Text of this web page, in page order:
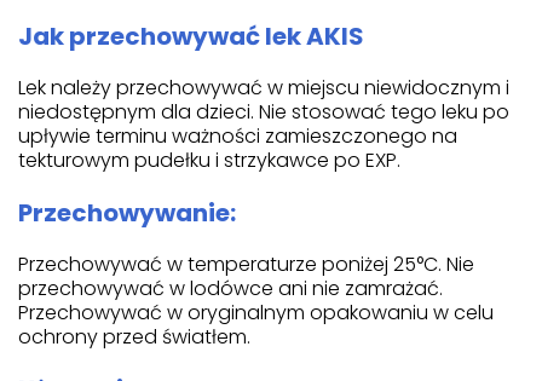
Jak przechowywać lek AKIS
Lek należy przechowywać w miejscu niewidocznym i
niedostępnym dla dzieci. Nie stosować tego leku po
upływie terminu ważności zamieszczonego na
tekturowym pudełku i strzykawce po EXP.
Przechowywanie:
Przechowywać w temperaturze poniżej 25°C. Nie
przechowywać w lodówce ani nie zamrażać.
Przechowywać w oryginalnym opakowaniu w celu
ochrony przed światłem.